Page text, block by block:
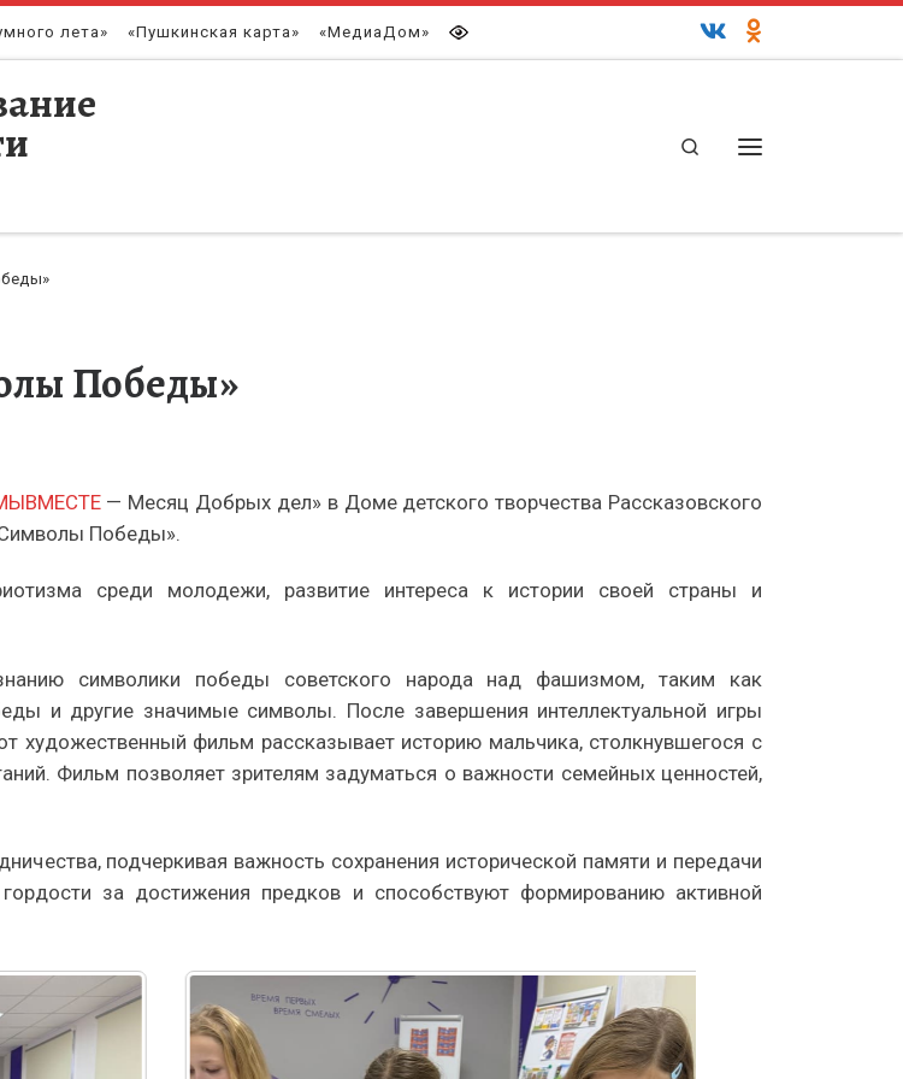
лета» «Пушкинская карта» «МедиаДом»
Search
Победы»
— Месяц Добрых дел» в Доме детского творчества Рассказовского
Победы».
среди молодежи, развитие интереса к истории своей страны и
символики победы советского народа над фашизмом, таким как
и другие значимые символы. После завершения интеллектуальной игры
художественный фильм рассказывает историю мальчика, столкнувшегося с
Фильм позволяет зрителям задуматься о важности семейных ценностей,
подчеркивая важность сохранения исторической памяти и передачи
за достижения предков и способствуют формированию активной